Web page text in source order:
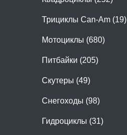
Трициклы Can-Am (19)
Мотоциклы (680)
Питбайки (205)
Скутеры (49)
Снегоходы (98)
Гидроциклы (31)